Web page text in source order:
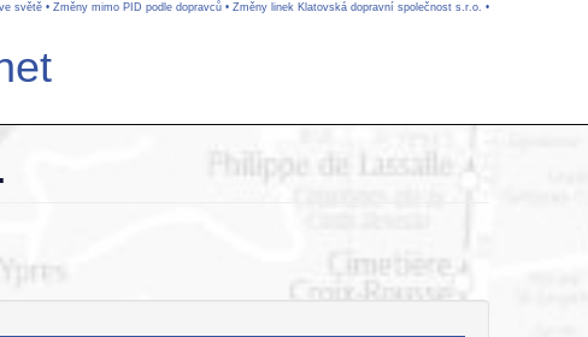
světě• Změny mimo PID podle dopravců• Změny linek Klatovská dopravní společnost s.r.o. •